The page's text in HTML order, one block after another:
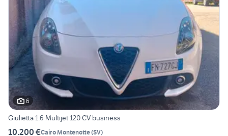
6
Giulietta 1.6 Multijet 120 CV business
10.200 €Cairo Montenotte(SV)